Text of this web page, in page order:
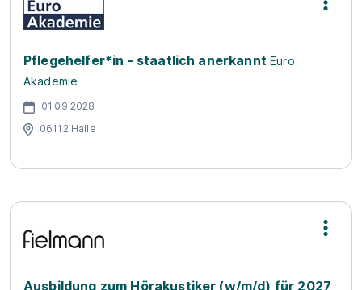
Pflegehelfer*in - staatlich anerkannt Euro
Akademie
01.09.2028
06112 Halle
Ausbildung zum Hörakustiker (w/m/d) für 2027